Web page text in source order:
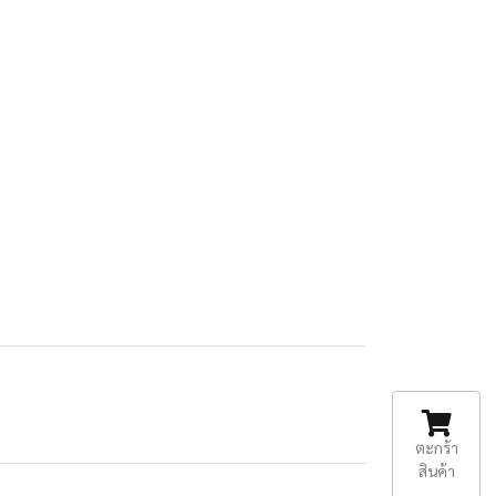
ตะกร้า
สินค้า